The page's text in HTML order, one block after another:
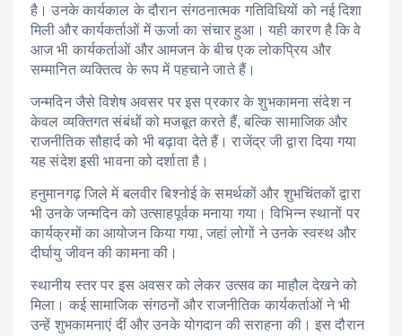
है। उनके कार्यकाल के दौरान संगठनात्मक गतिविधियों को नई दिशा
मिली और कार्यकर्ताओं में ऊर्जा का संचार हुआ। यही कारण है कि वे
आज भी कार्यकर्ताओं और आमजन के बीच एक लोकप्रिय और
सम्मानित व्यक्तित्व के रूप में पहचाने जाते हैं।
जन्मदिन जैसे विशेष अवसर पर इस प्रकार के शुभकामना संदेश न
केवल व्यक्तिगत संबंधों को मजबूत करते हैं, बल्कि सामाजिक और
राजनीतिक सौहार्द को भी बढ़ावा देते हैं। राजेंद्र जी द्वारा दिया गया
यह संदेश इसी भावना को दर्शाता है।
हनुमानगढ़ जिले में बलवीर बिश्नोई के समर्थकों और शुभचिंतकों द्वारा
भी उनके जन्मदिन को उत्साहपूर्वक मनाया गया। विभिन्न स्थानों पर
कार्यक्रमों का आयोजन किया गया, जहां लोगों ने उनके स्वस्थ और
दीर्घायु जीवन की कामना की।
स्थानीय स्तर पर इस अवसर को लेकर उत्सव का माहौल देखने को
मिला। कई सामाजिक संगठनों और राजनीतिक कार्यकर्ताओं ने भी
उन्हें शुभकामनाएं दीं और उनके योगदान की सराहना की। इस दौरान